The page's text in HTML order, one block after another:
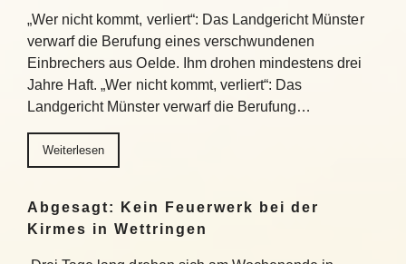
„Wer nicht kommt, verliert“: Das Landgericht Münster
verwarf die Berufung eines verschwundenen
Einbrechers aus Oelde. Ihm drohen mindestens drei
Jahre Haft. „Wer nicht kommt, verliert“: Das
Landgericht Münster verwarf die Berufung…
Weiterlesen
Abgesagt: Kein Feuerwerk bei der
Kirmes in Wettringen